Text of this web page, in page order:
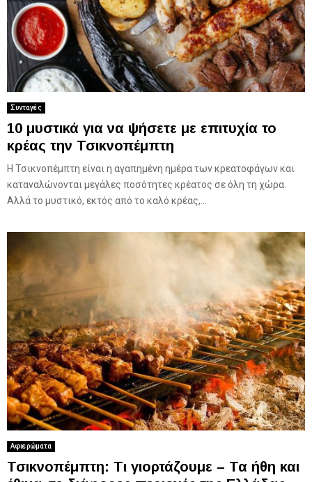
Συνταγές
10 μυστικά για να ψήσετε με επιτυχία το
κρέας την Τσικνοπέμπτη
Η Τσικνοπέμπτη είναι η αγαπημένη ημέρα των κρεατοφάγων και
καταναλώνονται μεγάλες ποσότητες κρέατος σε όλη τη χώρα.
Αλλά το μυστικό, εκτός από το καλό κρέας,...
Αφιερώματα
Τσικνοπέμπτη: Τι γιορτάζουμε – Τα ήθη και